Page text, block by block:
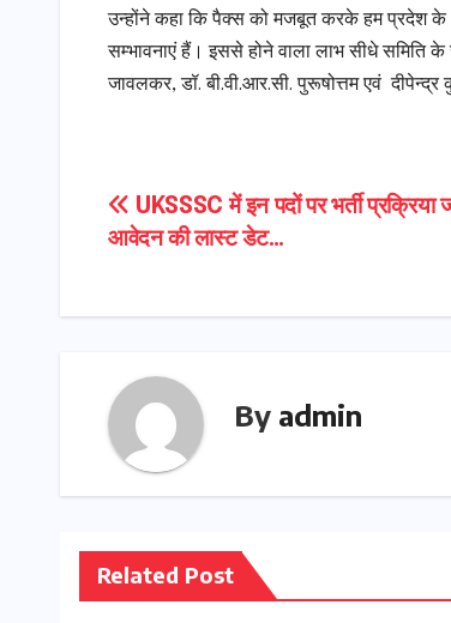
उन्होंने कहा कि पैक्स को मजबूत करके हम प्रदेश
सम्भावनाएं हैं। इससे होने वाला लाभ सीधे समिति
जावलकर, डॉ. बी.वी.आर.सी. पुरूषोत्तम एवं
Post
UKSSSC में इन पदों पर भर्ती प्रक्रिया
आवेदन की लास्ट डेट…
By admin
Related Post